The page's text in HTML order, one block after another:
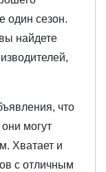
один сезон.
найдете
что
могут
Хватает и
с отличным